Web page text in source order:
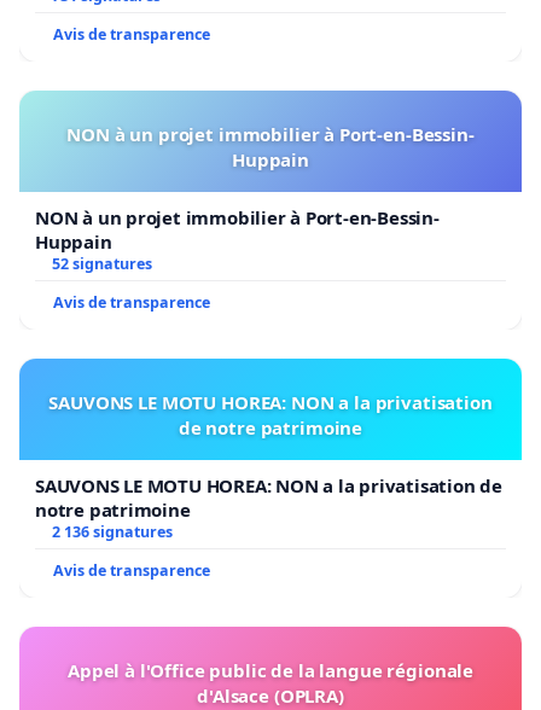
Avis de transparence
NON à un projet immobilier à Port-en-Bessin-
Huppain
NON à un projet immobilier à Port-en-Bessin-
Huppain
52 signatures
Avis de transparence
SAUVONS LE MOTU HOREA: NON a la privatisation
de notre patrimoine
SAUVONS LE MOTU HOREA: NON a la privatisation de
notre patrimoine
2 136 signatures
Avis de transparence
Appel à l'Office public de la langue régionale
d'Alsace (OPLRA)